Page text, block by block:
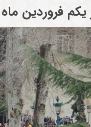
فروردین ماه